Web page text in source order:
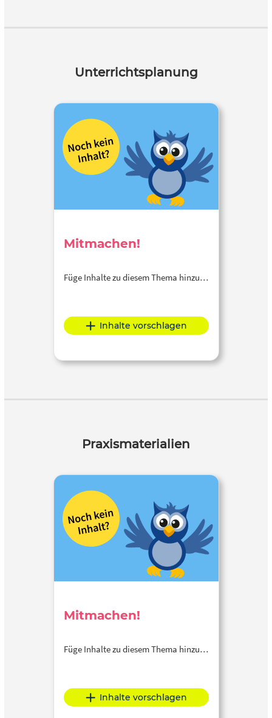
Unterrichtsplanung
Mitmachen!
Füge Inhalte zu diesem Thema hinzu…
Inhalte vorschlagen
Praxismaterialien
Mitmachen!
Füge Inhalte zu diesem Thema hinzu…
Inhalte vorschlagen